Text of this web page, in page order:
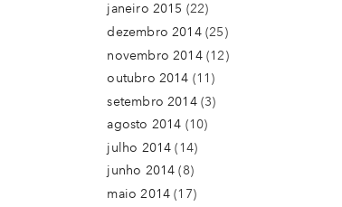
janeiro 2015 (22)
dezembro 2014(25)
novembro 2014(12)
outubro 2014 (11)
setembro 2014(3)
agosto 2014 (10)
julho 2014 (14)
junho 2014 (8)
maio 2014 (17)